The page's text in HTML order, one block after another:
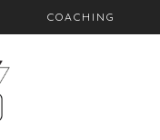
COACHING